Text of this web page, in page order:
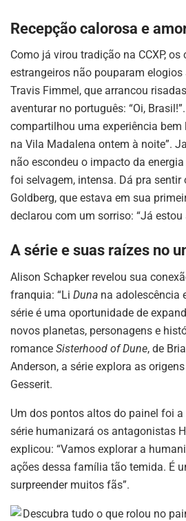
Recepção calorosa e
Como já virou tradição na CCXP,
estrangeiros não pouparam
Travis Fimmel, que arrancou
aventurar no português: “Oi,
compartilhou uma experiência bem
na Vila Madalena ontem à noite”.
não escondeu o impacto da
foi selvagem, intensa. Dá pra sentir
Goldberg, que estava em sua
declarou com um sorriso: “Já estou
A série e suas raízes no
Alison Schapker revelou sua
franquia: “Li Duna na adolescência
série é uma oportunidade de
novos planetas, personagens e
romance Sisterhood of Dune, de
Anderson, a série explora as
Gesserit.
Um dos pontos altos do painel foi a
série humanizará os antagonistas
explicou: “Vamos explorar a
ações dessa família tão temida. É
surpreender muitos fãs”.